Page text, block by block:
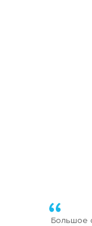
Большое